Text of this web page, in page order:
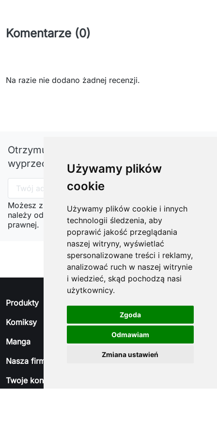
Używamy plików
cookie
Używamy plików cookie i innych
technologii śledzenia, aby
poprawić jakość przeglądania
naszej witryny, wyświetlać
spersonalizowane treści i reklamy,
analizować ruch w naszej witrynie
i wiedzieć, skąd pochodzą nasi
użytkownicy.
Zgoda
Odmawiam
Zmiana ustawień
Komentarze (0)
Na razie nie dodano żadnej recenzji.
Otrzymuj informację o nowościach i
wyprzedażach
Możesz zrezygnować w każdej chwili. W tym celu
należy odnaleźć szczegóły w naszej informacji
prawnej.
Produkty
Komiksy
Manga
Nasza firma
Twoje konto